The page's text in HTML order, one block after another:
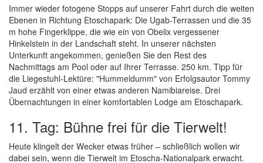
Immer wieder fotogene Stopps auf unserer Fahrt durch die weiten
Ebenen in Richtung Etoschapark: Die Ugab-Terrassen und die 35
m hohe Fingerklippe, die wie ein von Obelix vergessener
Hinkelstein in der Landschaft steht. In unserer nächsten
Unterkunft angekommen, genießen Sie den Rest des
Nachmittags am Pool oder auf Ihrer Terrasse. 250 km. Tipp für
die Liegestuhl-Lektüre: "Hummeldumm" von Erfolgsautor Tommy
Jaud erzählt von einer etwas anderen Namibiareise. Drei
Übernachtungen in einer komfortablen Lodge am Etoschapark.
11. Tag: Bühne frei für die Tierwelt!
Heute klingelt der Wecker etwas früher – schließlich wollen wir
dabei sein, wenn die Tierwelt im Etoscha-Nationalpark erwacht.